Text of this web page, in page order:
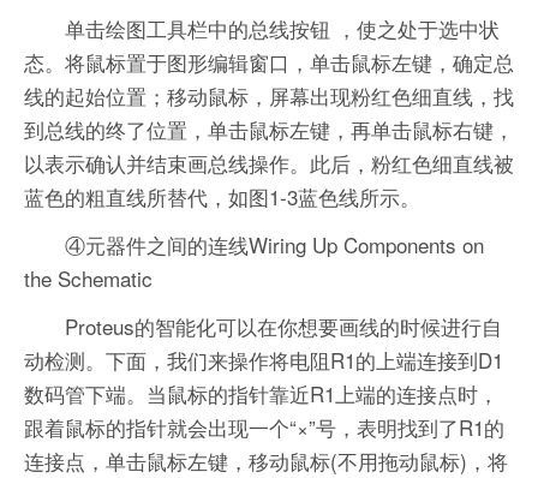
单击绘图工具栏中的总线按钮 ，使之处于选中状
态。将鼠标置于图形编辑窗口，单击鼠标左键，确定总
线的起始位置；移动鼠标，屏幕出现粉红色细直线，找
到总线的终了位置，单击鼠标左键，再单击鼠标右键，
以表示确认并结束画总线操作。此后，粉红色细直线被
蓝色的粗直线所替代，如图1-3蓝色线所示。
④元器件之间的连线Wiring Up Components on
the Schematic
Proteus的智能化可以在你想要画线的时候进行自
动检测。下面，我们来操作将电阻R1的上端连接到D1
数码管下端。当鼠标的指针靠近R1上端的连接点时，
跟着鼠标的指针就会出现一个“×”号，表明找到了R1的
连接点，单击鼠标左键，移动鼠标(不用拖动鼠标)，将